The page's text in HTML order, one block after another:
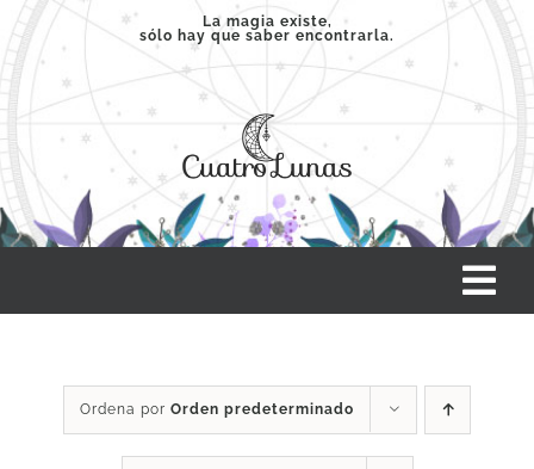
Saltar
contenido
La magia existe,
sólo hay que saber encontrarla.
SERVICIOS
Ordena por Orden predeterminado